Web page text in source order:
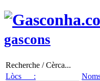
gascons
Recherche / Cèrca...
Lòcs :